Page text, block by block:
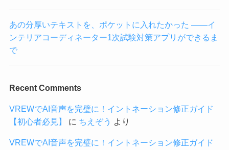
あの分厚いテキストを、ポケットに入れたかった ——イ
ンテリアコーディネーター1次試験対策アプリができるま
で
Recent Comments
VREWでAI音声を完璧に！イントネーション修正ガイド
【初心者必見】
に ちえぞう より
VREWでAI音声を完璧に！イントネーション修正ガイド